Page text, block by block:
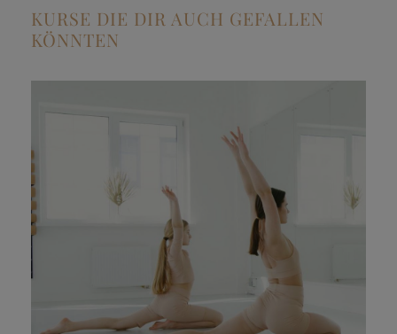
KURSE DIE DIR AUCH GEFALLEN
KÖNNTEN